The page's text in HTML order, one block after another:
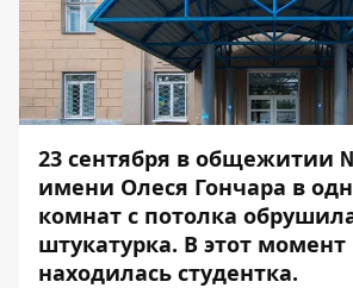
23 сентября в общежитии
имени Олеся Гончара в
комнат с потолка
штукатурка. В этот
находилась студентка.